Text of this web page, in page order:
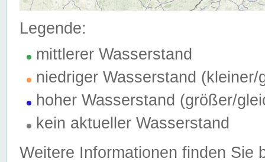
Legende:
mittlerer Wasserstand
niedriger Wasserstand (kleiner/
hoher Wasserstand (größer/
kein aktueller Wasserstand
Weitere Informationen finden Sie